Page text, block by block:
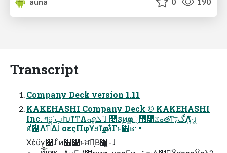
Transcript
Company Deck version 1.11
KAKEHASHI Company Deck © KAKEHASHI
Inc. গࢠߴྸԽͳͲΛഎܠʹɺ ೔ຊͷҩྍ੍౓͸ةػతͳঢ়گΛܴ͍͑ͯ·͢ɻ
࣍ͷ࣌୅Λࢧ͑Δɺ αεςΠφϒϧͳҩྍͷ͋Γํͱ͸ʁ
Χέϋγ͸ɺ ͦͷ໰୊ͱਖ਼໘͔Β޲͖߹͍ɺ